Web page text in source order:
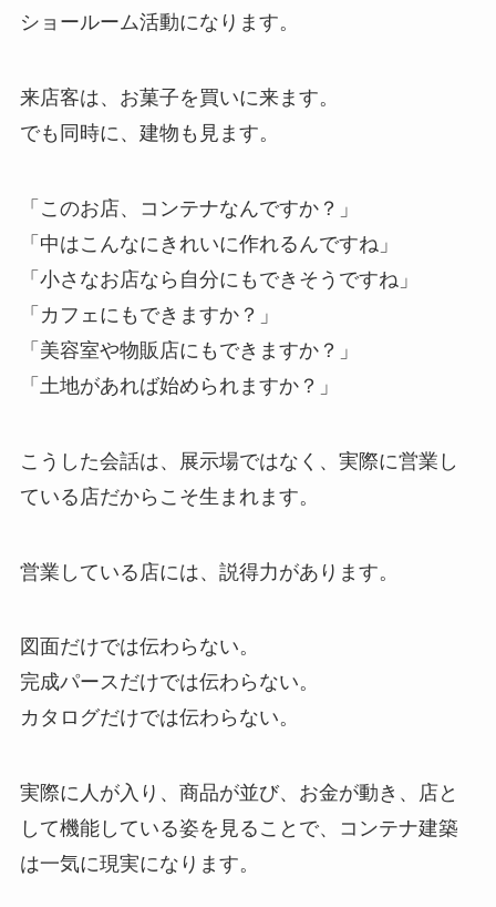
ショールーム活動になります。
来店客は、お菓子を買いに来ます。
でも同時に、建物も見ます。
「このお店、コンテナなんですか？」
「中はこんなにきれいに作れるんですね」
「小さなお店なら自分にもできそうですね」
「カフェにもできますか？」
「美容室や物販店にもできますか？」
「土地があれば始められますか？」
こうした会話は、展示場ではなく、実際に営業し
ている店だからこそ生まれます。
営業している店には、説得力があります。
図面だけでは伝わらない。
完成パースだけでは伝わらない。
カタログだけでは伝わらない。
実際に人が入り、商品が並び、お金が動き、店と
して機能している姿を見ることで、コンテナ建築
は一気に現実になります。